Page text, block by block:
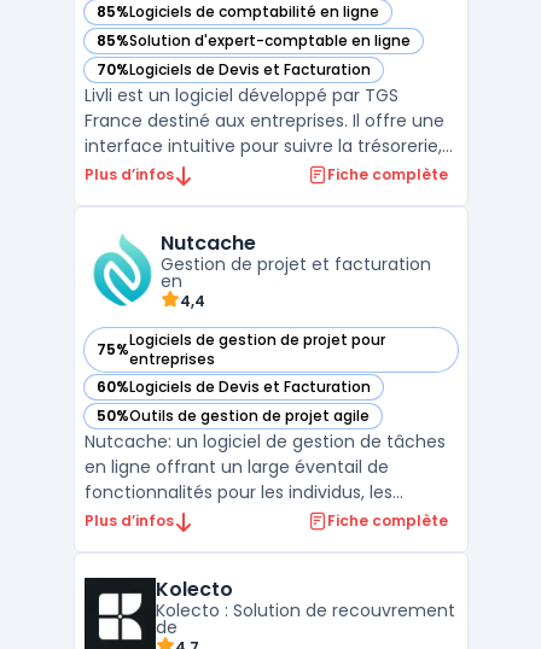
85%Logiciels de comptabilité en ligne
— voir Livli dans cette catégorie
85%Solution d'expert-comptable en ligne
— voir Livli dans cette catégorie
70%Logiciels de Devis et Facturation
— voir Livli dans cette catégorie
Livli est un logiciel développé par TGS
France destiné aux entreprises. Il offre une
interface intuitive pour suivre la trésorerie,
gérer les factures et avoir une vision claire
propose une assistance en ligne. Les en ...
Plus d’infos Fiche complète
Nutcache
Gestion de projet et facturation
en
4,4
75%Logiciels de gestion de projet pour
entreprises
— voir Nutcache dans cette catégorie
60%Logiciels de Devis et Facturation
— voir Nutcache dans cette catégorie
50%Outils de gestion de projet agile
— voir Nutcache dans cette catégorie
Nutcache: un logiciel de gestion de tâches
en ligne offrant un large éventail de
fonctionnalités pour les individus, les
équipes et les entreprises de toutes tailles.
pour la gestion des projets, la collaboration,
la ...
Plus d’infos Fiche complète
Kolecto
Kolecto : Solution de recouvrement
de